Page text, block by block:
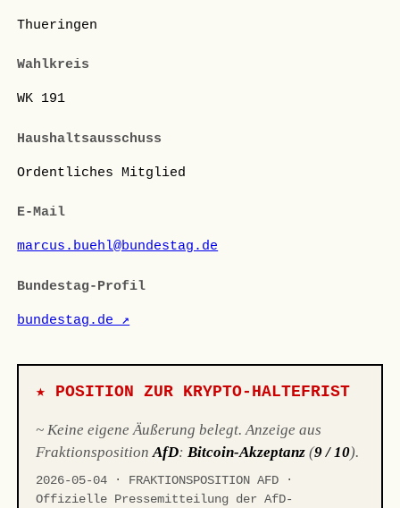
Thueringen
Wahlkreis
WK 191
Haushaltsausschuss
Ordentliches Mitglied
E-Mail
marcus.buehl@bundestag.de
Bundestag-Profil
bundestag.de ↗
★ POSITION ZUR KRYPTO-HALTEFRIST
~ Keine eigene Äußerung belegt. Anzeige aus
FraktionspositionAfD: Bitcoin-Akzeptanz (9 / 10).
2026-05-04 · FRAKTIONSPOSITION AFD ·
Offizielle Pressemitteilung der AfD-